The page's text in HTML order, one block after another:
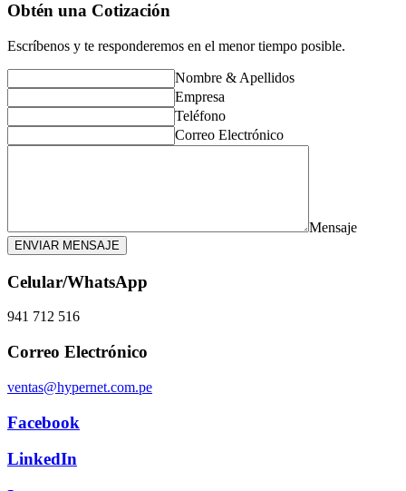
Obtén una Cotización
Escríbenos y te responderemos en el menor tiempo posible.
Nombre & Apellidos
Empresa
Teléfono
Correo Electrónico
Mensaje
ENVIAR MENSAJE
Celular/WhatsApp
941 712 516
Correo Electrónico
ventas@hypernet.com.pe
Facebook
LinkedIn